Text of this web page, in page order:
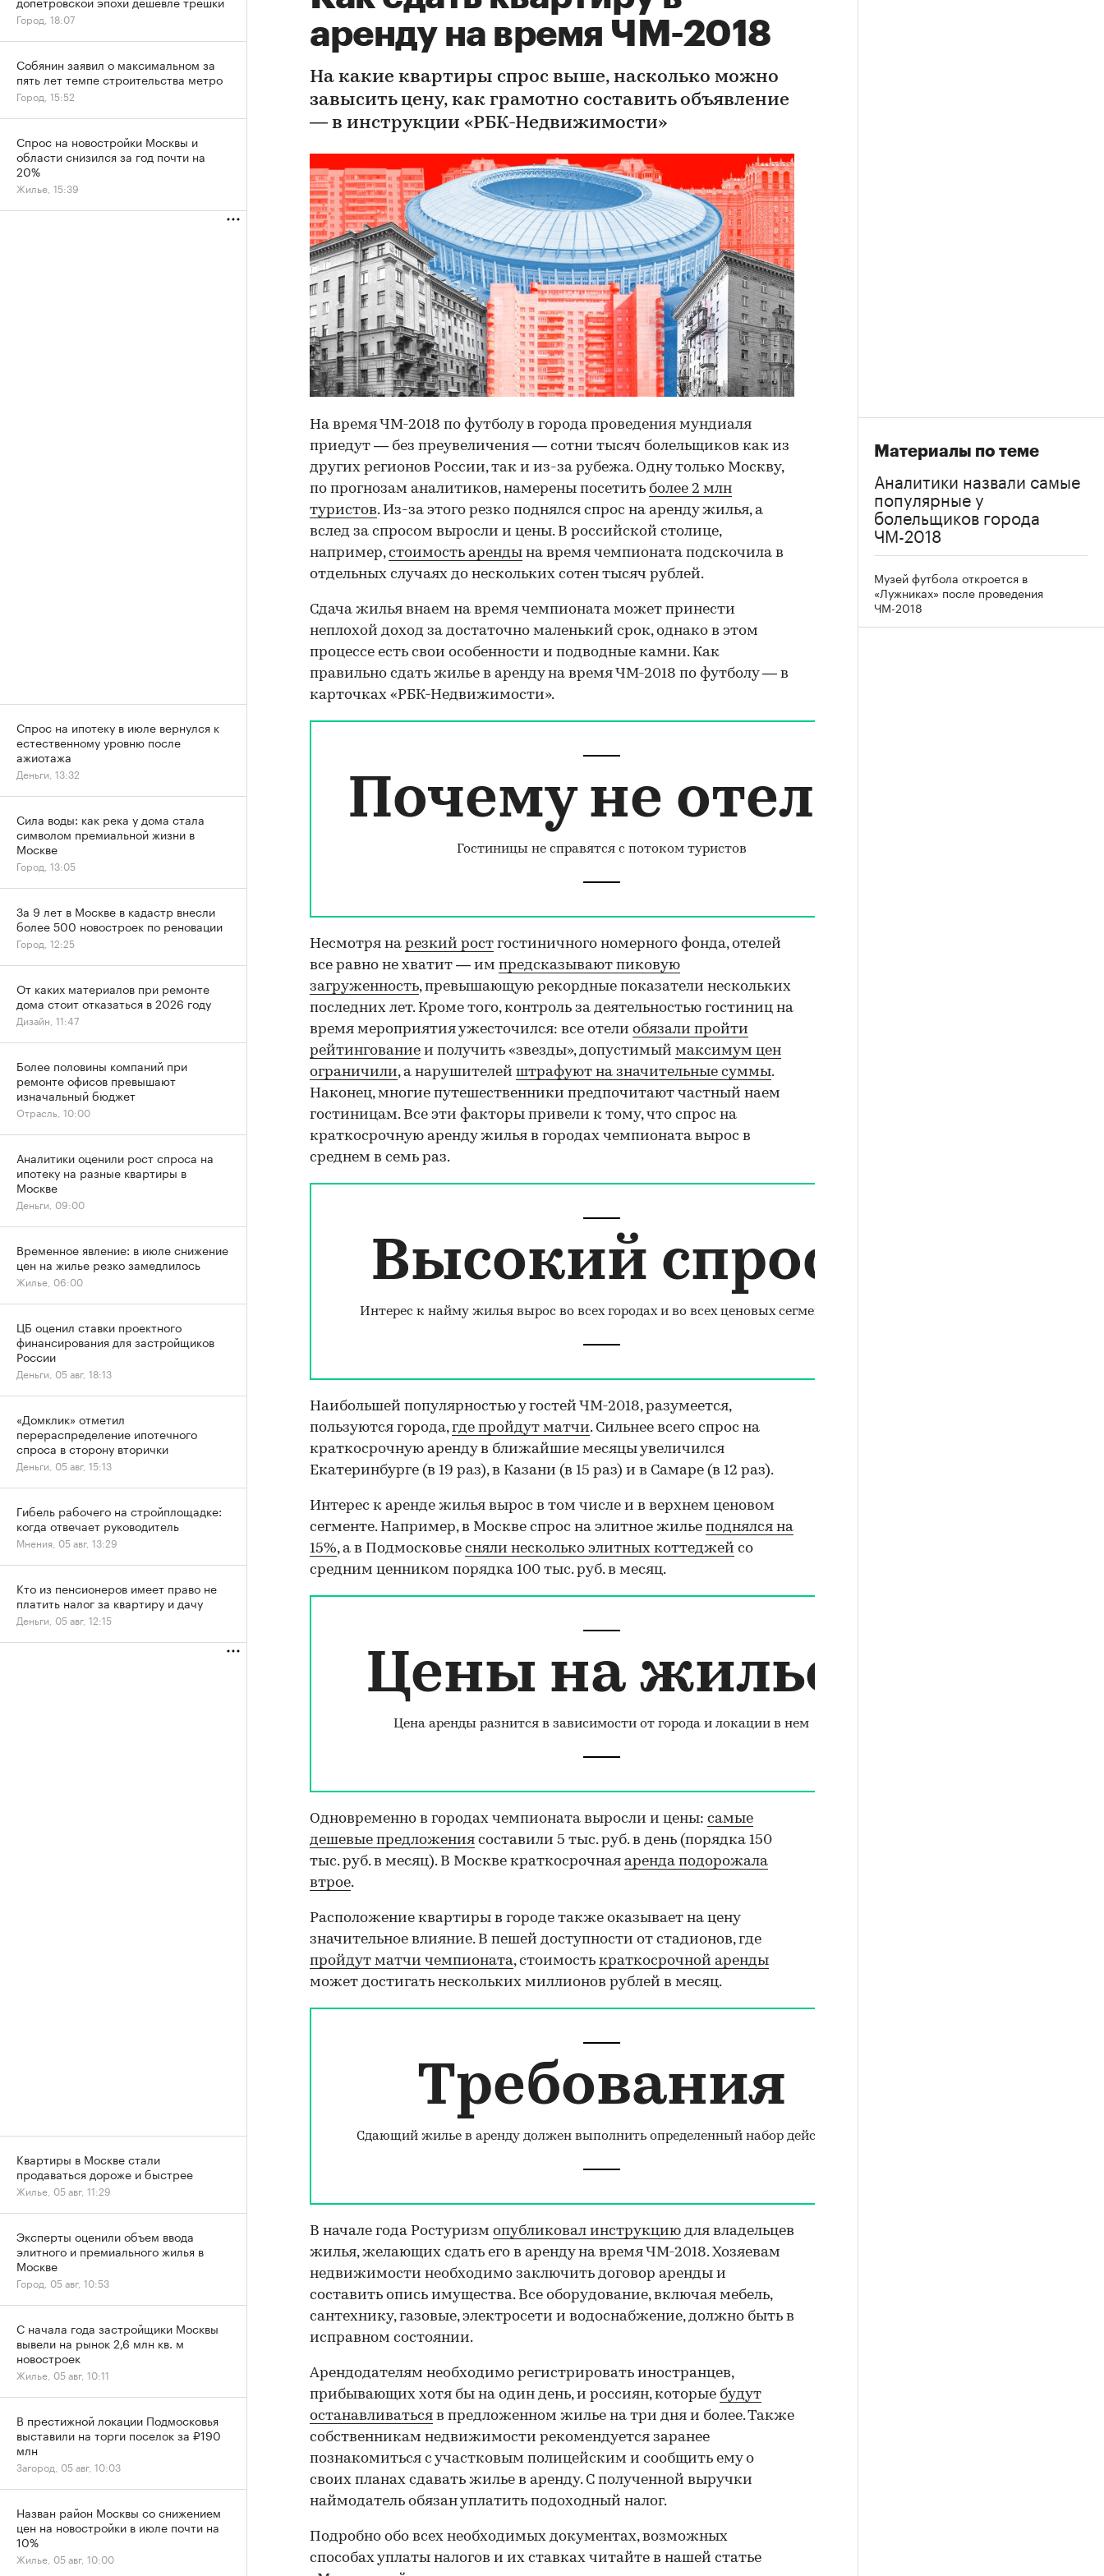
аренду на время ЧМ-2018
На какие квартиры спрос выше, насколько можно
завысить цену, как грамотно составить объявление
— в инструкции «РБК-Недвижимости»
На время ЧМ-2018 по футболу в города проведения мундиаля
приедут — без преувеличения — сотни тысяч болельщиков как из
других регионов России, так и из-за рубежа. Одну только Москву,
по прогнозам аналитиков, намерены посетить более 2 млн
туристов. Из-за этого резко поднялся спрос на аренду жилья, а
вслед за спросом выросли и цены. В российской столице,
например,стоимость аренды на время чемпионата подскочила в
отдельных случаях до нескольких сотен тысяч рублей.
Сдача жилья внаем на время чемпионата может принести
неплохой доход за достаточно маленький срок, однако в этом
процессе есть свои особенности и подводные камни. Как
правильно сдать жилье в аренду на время ЧМ-2018 по футболу — в
карточках «РБК-Недвижимости».
Почему не отели
Гостиницы не справятся с потоком туристов
Несмотря на резкий рост гостиничного номерного фонда, отелей
все равно не хватит — им предсказывают пиковую
загруженность, превышающую рекордные показатели нескольких
последних лет. Кроме того, контроль за деятельностью гостиниц на
время мероприятия ужесточился: все отели обязали пройти
рейтингование и получить «звезды», допустимый максимум цен
ограничили, а нарушителей штрафуют на значительные суммы.
Наконец, многие путешественники предпочитают частный наем
гостиницам. Все эти факторы привели к тому, что спрос на
краткосрочную аренду жилья в городах чемпионата вырос в
среднем в семь раз.
Высокий спрос
Интерес к найму жилья вырос во всех городах и во всех ценовых сегментах
Наибольшей популярностью у гостей ЧМ-2018, разумеется,
пользуются города,где пройдут матчи. Сильнее всего спрос на
краткосрочную аренду в ближайшие месяцы увеличился
Екатеринбурге (в 19 раз), в Казани (в 15 раз) и в Самаре (в 12 раз).
Интерес к аренде жилья вырос в том числе и в верхнем ценовом
сегменте. Например, в Москве спрос на элитное жилье поднялся на
15%, а в Подмосковье сняли несколько элитных коттеджей со
средним ценником порядка 100 тыс. руб. в месяц.
Цены на жилье
Цена аренды разнится в зависимости от города и локации в нем
Одновременно в городах чемпионата выросли и цены: самые
дешевые предложения составили 5 тыс. руб. в день (порядка 150
тыс. руб. в месяц). В Москве краткосрочная аренда подорожала
втрое.
Расположение квартиры в городе также оказывает на цену
значительное влияние. В пешей доступности от стадионов, где
пройдут матчи чемпионата, стоимость краткосрочной аренды
может достигать нескольких миллионов рублей в месяц.
Требования
Сдающий жилье в аренду должен выполнить определенный набор действий
В начале года Ростуризм опубликовал инструкцию для владельцев
жилья, желающих сдать его в аренду на время ЧМ-2018. Хозяевам
недвижимости необходимо заключить договор аренды и
составить опись имущества. Все оборудование, включая мебель,
сантехнику, газовые, электросети и водоснабжение, должно быть в
исправном состоянии.
Арендодателям необходимо регистрировать иностранцев,
прибывающих хотя бы на один день, и россиян, которые будут
останавливаться в предложенном жилье на три дня и более. Также
собственникам недвижимости рекомендуется заранее
познакомиться с участковым полицейским и сообщить ему о
своих планах сдавать жилье в аренду. С полученной выручки
наймодатель обязан уплатить подоходный налог.
Подробно обо всех необходимых документах, возможных
способах уплаты налогов и их ставках читайте в нашей статье
Материалы по теме
Аналитики назвали самые
популярные у
болельщиков города
ЧМ-2018
Музей футбола откроется в
«Лужниках» после проведения
ЧМ-2018
Город, 18:07
Собянин заявил о максимальном за
пять лет темпе строительства метро
Город, 15:52
Спрос на новостройки Москвы и
области снизился за год почти на
20%
Жилье, 15:39
Спрос на ипотеку в июле вернулся к
естественному уровню после
ажиотажа
Деньги, 13:32
Сила воды: как река у дома стала
символом премиальной жизни в
Москве
Город, 13:05
За 9 лет в Москве в кадастр внесли
более 500 новостроек по реновации
Город, 12:25
От каких материалов при ремонте
дома стоит отказаться в 2026 году
Дизайн, 11:47
Более половины компаний при
ремонте офисов превышают
изначальный бюджет
Отрасль, 10:00
Аналитики оценили рост спроса на
ипотеку на разные квартиры в
Москве
Деньги, 09:00
Временное явление: в июле снижение
цен на жилье резко замедлилось
Жилье, 06:00
ЦБ оценил ставки проектного
финансирования для застройщиков
России
Деньги, 05 авг, 18:13
«Домклик» отметил
перераспределение ипотечного
спроса в сторону вторички
Деньги, 05 авг, 15:13
Гибель рабочего на стройплощадке:
когда отвечает руководитель
Мнения, 05 авг, 13:29
Кто из пенсионеров имеет право не
платить налог за квартиру и дачу
Деньги, 05 авг, 12:15
Квартиры в Москве стали
продаваться дороже и быстрее
Жилье, 05 авг, 11:29
Эксперты оценили объем ввода
элитного и премиального жилья в
Москве
Город, 05 авг, 10:53
С начала года застройщики Москвы
вывели на рынок 2,6 млн кв. м
новостроек
Жилье, 05 авг, 10:11
В престижной локации Подмосковья
выставили на торги поселок за ₽190
млн
Загород, 05 авг, 10:03
Назван район Москвы со снижением
цен на новостройки в июле почти на
10%
Жилье, 05 авг, 10:00